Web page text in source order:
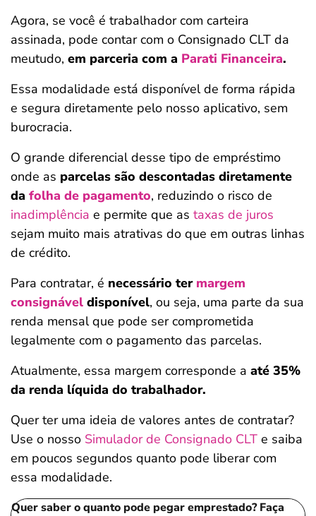
Agora, se você é trabalhador com carteira
assinada, pode contar com o Consignado CLT da
meutudo, em parceria com a Parati Financeira.
Essa modalidade está disponível de forma rápida
e segura diretamente pelo nosso aplicativo, sem
burocracia.
O grande diferencial desse tipo de empréstimo
onde as parcelas são descontadas diretamente
da folha de pagamento, reduzindo o risco de
inadimplência e permite que as taxas de juros
sejam muito mais atrativas do que em outras linhas
de crédito.
Para contratar, é necessário ter margem
consignável disponível, ou seja, uma parte da sua
renda mensal que pode ser comprometida
legalmente com o pagamento das parcelas.
Atualmente, essa margem corresponde a até 35%
da renda líquida do trabalhador.
Quer ter uma ideia de valores antes de contratar?
Use o nosso Simulador de Consignado CLT e saiba
em poucos segundos quanto pode liberar com
essa modalidade.
Quer saber o quanto pode pegar emprestado? Faça